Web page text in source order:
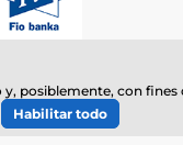
por
posiblemente, con
Habilitar todo